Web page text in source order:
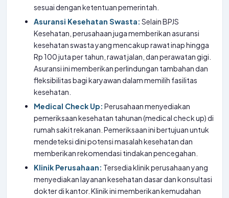
sesuai dengan ketentuan pemerintah.
Asuransi Kesehatan Swasta: Selain BPJS
Kesehatan, perusahaan juga memberikan asuransi
kesehatan swasta yang mencakup rawat inap hingga
Rp 100 juta per tahun, rawat jalan, dan perawatan gigi.
Asuransi ini memberikan perlindungan tambahan dan
fleksibilitas bagi karyawan dalam memilih fasilitas
kesehatan.
Medical Check Up: Perusahaan menyediakan
pemeriksaan kesehatan tahunan (medical check up) di
rumah sakit rekanan. Pemeriksaan ini bertujuan untuk
mendeteksi dini potensi masalah kesehatan dan
memberikan rekomendasi tindakan pencegahan.
Klinik Perusahaan: Tersedia klinik perusahaan yang
menyediakan layanan kesehatan dasar dan konsultasi
dokter di kantor. Klinik ini memberikan kemudahan